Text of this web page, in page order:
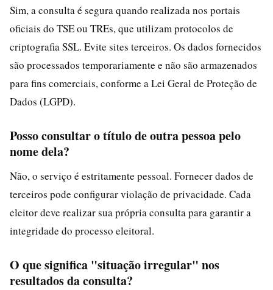
Sim, a consulta é segura quando realizada nos portais
oficiais do TSE ou TREs, que utilizam protocolos de
criptografia SSL. Evite sites terceiros. Os dados fornecidos
são processados temporariamente e não são armazenados
para fins comerciais, conforme a Lei Geral de Proteção de
Dados (LGPD).
Posso consultar o título de outra pessoa pelo
nome dela?
Não, o serviço é estritamente pessoal. Fornecer dados de
terceiros pode configurar violação de privacidade. Cada
eleitor deve realizar sua própria consulta para garantir a
integridade do processo eleitoral.
O que significa "situação irregular" nos
resultados da consulta?